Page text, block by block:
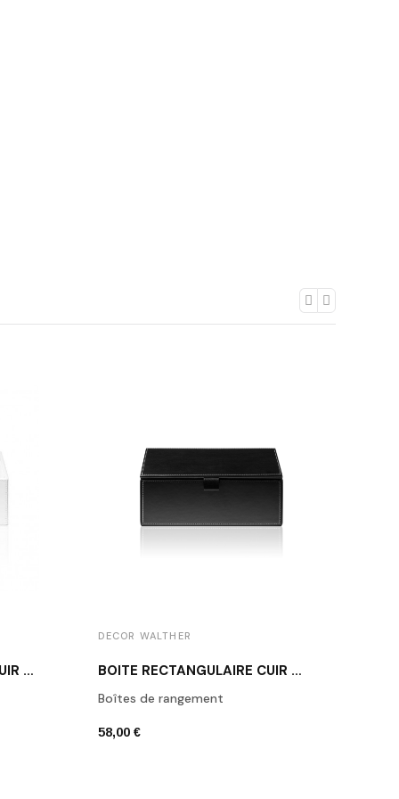
BOÎTE RECTANGULAIRE CUIR BLANC BROWNIE BOD2
DECOR WALTHER
BOÎTE RECTANGULAIRE CUIR NOIR BROWNIE BMD2
Boîtes de rangement
58,00 €